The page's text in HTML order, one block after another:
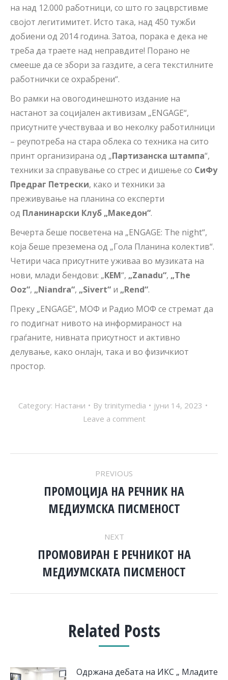
на над 12.000 работници, со што го зацврстивме
својот легитимитет. Исто така, над 450 тужби
добиени од 2014 година. Затоа, порака е дека не
треба да траете над неправдите! Порано не
смееше да се збори за газдите, а сега текстилните
работнички се охрабрени“.
Во рамки на овогодинешното издание на
настанот за социјален активизам „ENGAGE“,
присутните учествуваа и во неколку работилници
– реупотреба на стара облека со техника на сито
принт организирана од „Партизанска штампа“,
техники за справување со стрес и дишење со СиФу
Предраг Петрески, како и техники за
преживување на планина со експерти
од Планинарски Клуб „Македон“.
Вечерта беше посветена на „ENGAGE: Тhe night“,
која беше преземена од „Гола Планина колектив“.
Четири часа присутните уживаа во музиката на
нови, млади бендови: „КЕМ“, „Zanadu“, „The
Ooz“, „Niandra“, „Sivert“ и „Rend“.
Преку „ENGAGE“, МОФ и Радио МОФ се стремат да
го подигнат нивото на информираност на
граѓаните, нивната присутност и активно
делување, како онлајн, така и во физичкиот
простор.
Category: Настани By trinitymedia
јуни 14, 2023
Leave a comment
NAVIGATION
PREVIOUS
Previous
post:
ПРОМОЦИЈА НА РЕЧНИК НА
МЕДИУМСКА ПИСМЕНОСТ
NEXT
Next
post:
ПРОМОВИРАН Е РЕЧНИКОТ НА
МЕДИУМСКАТА ПИСМЕНОСТ
Related Posts
Одржана дебата на ИКС „ Младите